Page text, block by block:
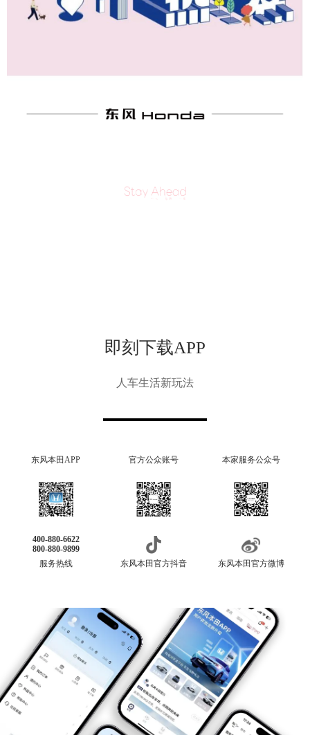
即刻下载APP
人车生活新玩法
东风本田APP 官方公众账号 本家服务公众号
400-880-6622
800-880-9899
服务热线
东风本田官方抖音 东风本田官方微博